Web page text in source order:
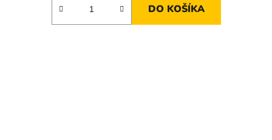
DO KOŠÍKA